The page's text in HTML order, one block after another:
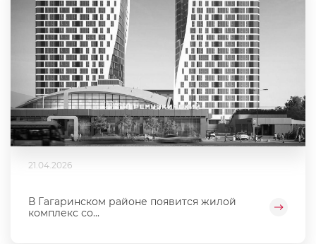
21.04.2026
В Гагаринском районе появится жилой
комплекс со...